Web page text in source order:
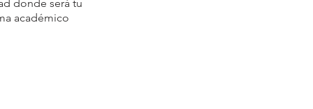
donde será tu
académico